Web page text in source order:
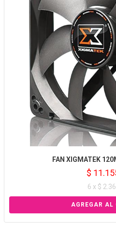
FAN XIGMATEK
$
6 x $